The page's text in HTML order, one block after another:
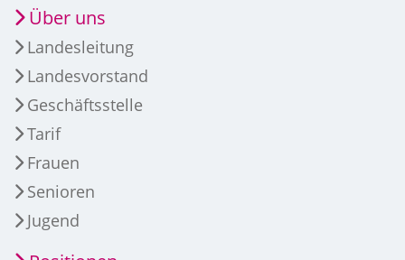
Über uns
Landesleitung
Landesvorstand
Geschäftsstelle
Tarif
Frauen
Senioren
Jugend